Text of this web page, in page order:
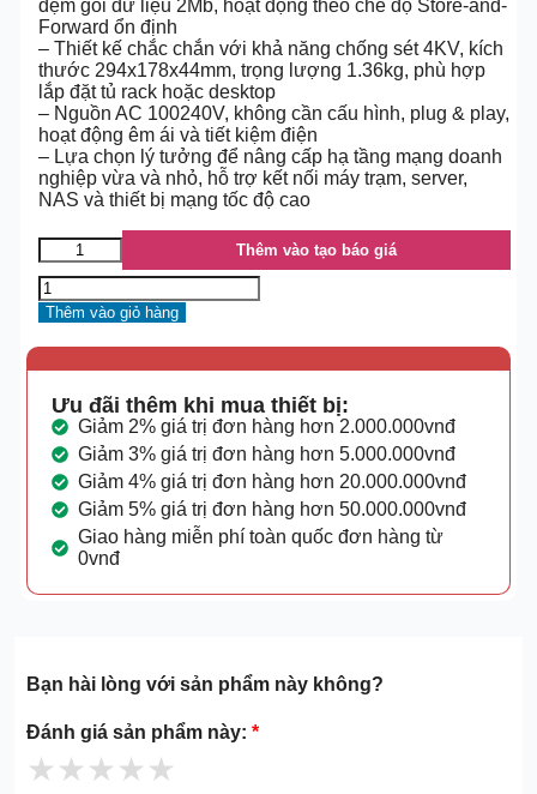
đệm gói dữ liệu 2Mb, hoạt động theo chế độ Store-and-
Forward ổn định
– Thiết kế chắc chắn với khả năng chống sét 4KV, kích
thước 294x178x44mm, trọng lượng 1.36kg, phù hợp
lắp đặt tủ rack hoặc desktop
– Nguồn AC 100240V, không cần cấu hình, plug & play,
hoạt động êm ái và tiết kiệm điện
– Lựa chọn lý tưởng để nâng cấp hạ tầng mạng doanh
nghiệp vừa và nhỏ, hỗ trợ kết nối máy trạm, server,
NAS và thiết bị mạng tốc độ cao
Thêm vào tạo báo giá
Thêm vào giỏ hàng
Ưu đãi thêm khi mua thiết bị:
Giảm 2% giá trị đơn hàng hơn 2.000.000vnđ
Giảm 3% giá trị đơn hàng hơn 5.000.000vnđ
Giảm 4% giá trị đơn hàng hơn 20.000.000vnđ
Giảm 5% giá trị đơn hàng hơn 50.000.000vnđ
Giao hàng miễn phí toàn quốc đơn hàng từ
0vnđ
Bạn hài lòng với sản phẩm này không?
Đánh giá sản phẩm này:*
★★★★★